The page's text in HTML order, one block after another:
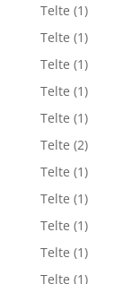
Telte (1)
Telte (1)
Telte (1)
Telte (1)
Telte (1)
Telte (2)
Telte (1)
Telte (1)
Telte (1)
Telte (1)
Telte (1)